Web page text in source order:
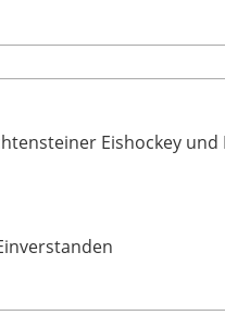
Eishockey